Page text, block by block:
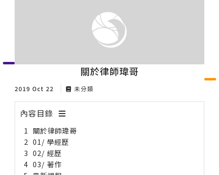
關於律師瑋哥
2019 Oct 22 未分類
內容目錄
關於律師瑋哥
01/ 學經歷
02/ 經歷
03/ 著作